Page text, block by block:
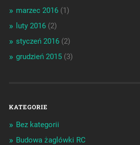
marzec 2016(1)
luty 2016(2)
styczeń 2016(2)
grudzień 2015(3)
KATEGORIE
Bez kategorii
Budowa żaglówki RC